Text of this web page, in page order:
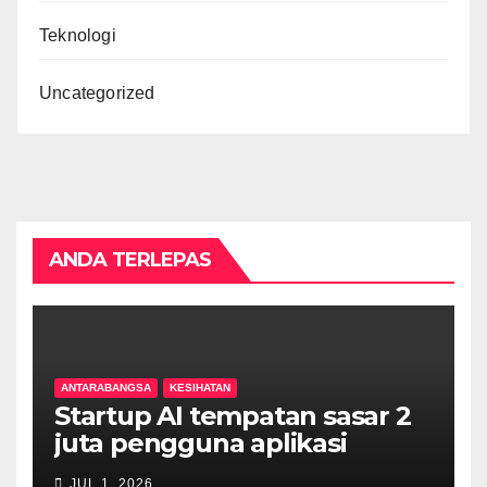
Teknologi
Uncategorized
ANDA TERLEPAS
ANTARABANGSA KESIHATAN
Startup AI tempatan sasar 2
juta pengguna aplikasi
kesihatan digital MyMedix
JUL 1, 2026